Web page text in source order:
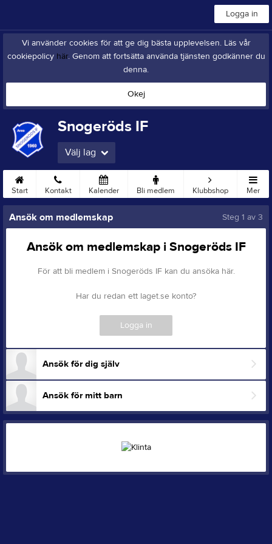
Logga in
Vi använder cookies för att ge dig bästa upplevelsen. Läs vår
cookiepolicy här. Genom att fortsätta använda tjänsten godkänner du
denna.
Okej
Snogeröds IF
Välj lag
Start Kontakt Kalender Bli medlem Klubbshop Mer
Ansök om medlemskap Steg 1 av 3
Ansök om medlemskap i Snogeröds IF
För att bli medlem i Snogeröds IF kan du ansöka här.
Har du redan ett laget.se konto?
Logga in
Ansök för dig själv
Ansök för mitt barn